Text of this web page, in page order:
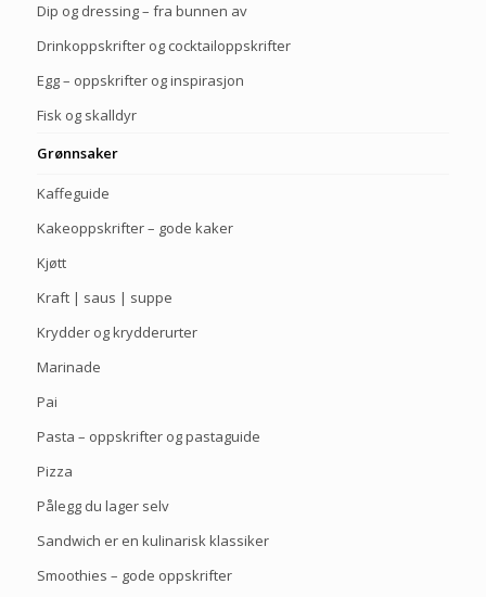
Dip og dressing – fra bunnen av
Drinkoppskrifter og cocktailoppskrifter
Egg – oppskrifter og inspirasjon
Fisk og skalldyr
Grønnsaker
Kaffeguide
Kakeoppskrifter – gode kaker
Kjøtt
Kraft | saus | suppe
Krydder og krydderurter
Marinade
Pai
Pasta – oppskrifter og pastaguide
Pizza
Pålegg du lager selv
Sandwich er en kulinarisk klassiker
Smoothies – gode oppskrifter